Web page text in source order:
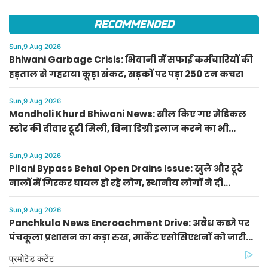
RECOMMENDED
Sun,9 Aug 2026
Bhiwani Garbage Crisis: भिवानी में सफाई कर्मचारियों की
हड़ताल से गहराया कूड़ा संकट, सड़कों पर पड़ा 250 टन कचरा
Sun,9 Aug 2026
Mandholi Khurd Bhiwani News: सील किए गए मेडिकल
स्टोर की दीवार टूटी मिली, बिना डिग्री इलाज करने का भी
भंडाफोड़
Sun,9 Aug 2026
Pilani Bypass Behal Open Drains Issue: खुले और टूटे
नालों में गिरकर घायल हो रहे लोग, स्थानीय लोगों ने दी
आंदोलन की चेतावनी
Sun,9 Aug 2026
Panchkula News Encroachment Drive: अवैध कब्जे पर
पंचकूला प्रशासन का कड़ा रुख, मार्केट एसोसिएशनों को जारी
किए निर्देश